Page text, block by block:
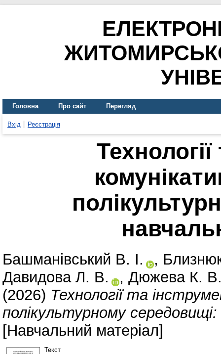
Головна Про сайт Перегляд
Вхід Реєстрація
Башманівський В. І. ,
Давидова Л. В.
, Дюжева К.
(2026) Технології та
полікультурному середовищі:
[Навчальний матеріал]
Текст